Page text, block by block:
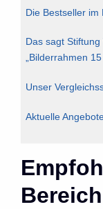
Die Bestseller im
Das sagt
„Bilderrahmen 15
Unser
Aktuelle